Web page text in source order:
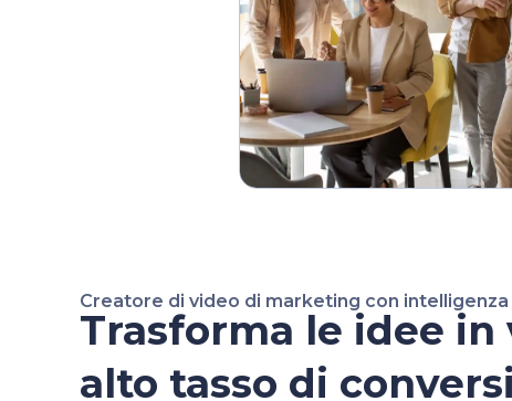
Creatore di video di marketing con
Trasforma le idee in
alto tasso di